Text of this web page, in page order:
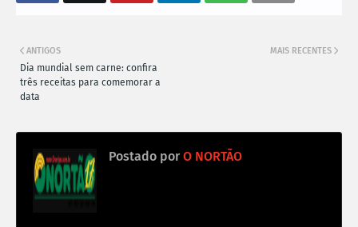
MAIS RECENTES
ANTIGOS
Dia mundial sem carne: confira
três receitas para comemorar a
data
Postado por O NORTÃO